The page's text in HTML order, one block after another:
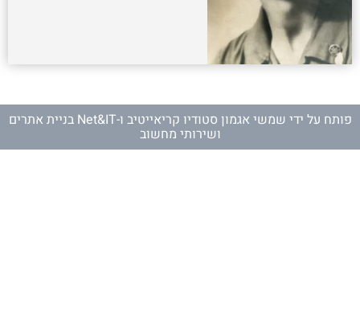
פותח על ידי שמשי אגמון סטודיו קריאייטיב ו- Net&IT בניית אתרים
ושירותי מחשוב